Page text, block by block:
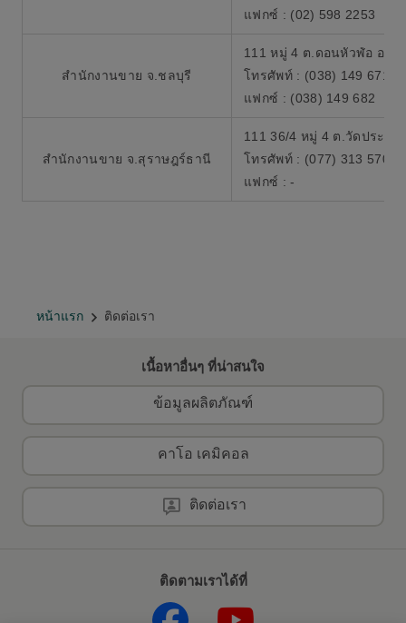
แฟกซ์ : (02) 598 2253
สำนักงานขาย จ.ชลบุรี
111 หมู่ 4 ต.ดอนหัวฬ่อ อ.เ
โทรศัพท์ : (038) 149 671-
แฟกซ์ : (038) 149 682
สำนักงานขาย จ.สุราษฎร์ธานี
111 36/4 หมู่ 4 ต.วัดประดู่
โทรศัพท์ : (077) 313 570
แฟกซ์ : -
หน้าแรก ติดต่อเรา
เนื้อหาอื่นๆ ที่น่าสนใจ
ข้อมูลผลิตภัณฑ์
คาโอ เคมิคอล
ติดต่อเรา
ติดตามเราได้ที่